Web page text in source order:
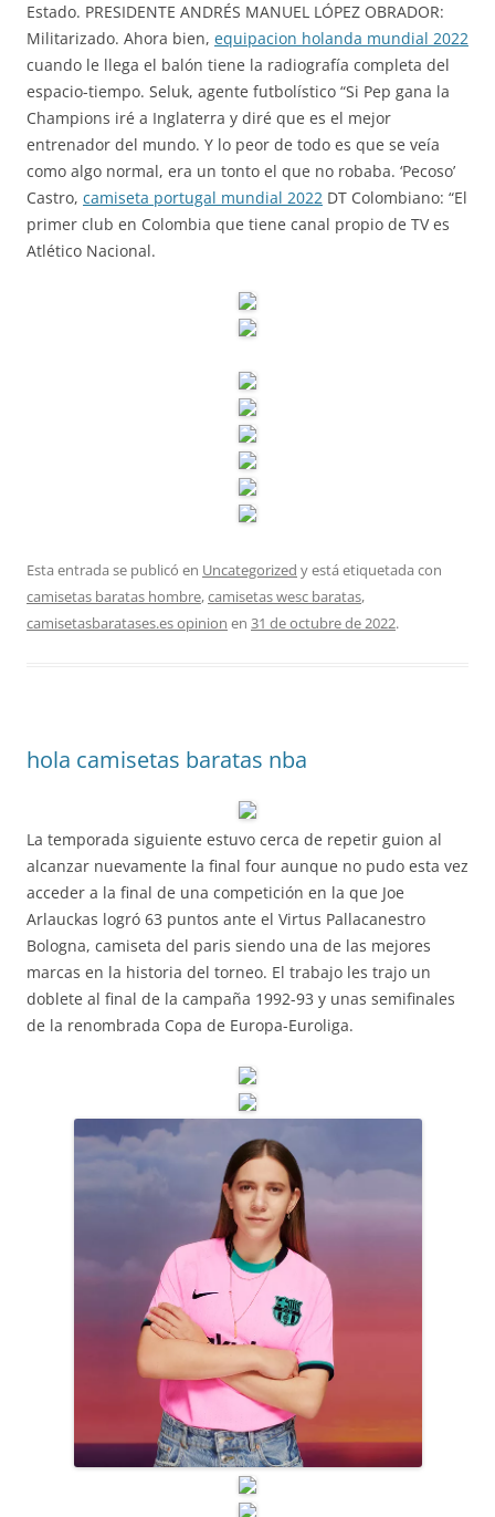
Estado. PRESIDENTE ANDRÉS MANUEL LÓPEZ OBRADOR:
Militarizado. Ahora bien, equipacion holanda mundial 2022
cuando le llega el balón tiene la radiografía completa del
espacio-tiempo. Seluk, agente futbolístico “Si Pep gana la
Champions iré a Inglaterra y diré que es el mejor
entrenador del mundo. Y lo peor de todo es que se veía
como algo normal, era un tonto el que no robaba. ‘Pecoso’
Castro, camiseta portugal mundial 2022 DT Colombiano: “El
primer club en Colombia que tiene canal propio de TV es
Atlético Nacional.
Esta entrada se publicó en Uncategorized y está etiquetada con
camisetas baratas hombre,camisetas wesc baratas,
camisetasbaratases.es opinion en 31 de octubre de 2022.
hola camisetas baratas nba
La temporada siguiente estuvo cerca de repetir guion al
alcanzar nuevamente la final four aunque no pudo esta vez
acceder a la final de una competición en la que Joe
Arlauckas logró 63 puntos ante el Virtus Pallacanestro
Bologna, camiseta del paris siendo una de las mejores
marcas en la historia del torneo. El trabajo les trajo un
doblete al final de la campaña 1992-93 y unas semifinales
de la renombrada Copa de Europa-Euroliga.